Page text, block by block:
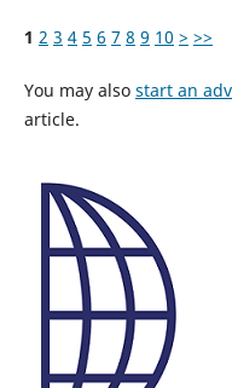
1 2 3 4 5 6 7 8 9 10 > >>
You may also start an
article.